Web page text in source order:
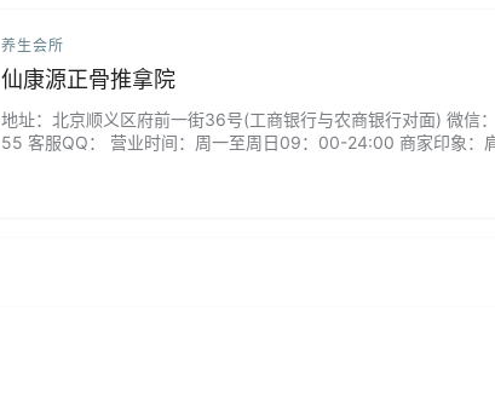
养生会所
仙康源正骨推拿院
地址：北京顺义区府前一街36号(工商银行与农商银行对面) 微
55 客服QQ： 营业时间：周一至周日09：00-24:00 商家印象：